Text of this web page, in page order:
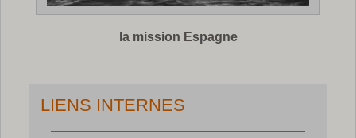
la mission Espagne
LIENS INTERNES